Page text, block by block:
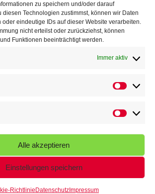
zu speichern und/oder darauf
diesen Technologien zustimmst, können wir Daten
oder eindeutige IDs auf dieser Website verarbeiten.
nicht erteilst oder zurückziehst, können
Funktionen beeinträchtigt werden.
Immer aktiv
Alle akzeptieren
Einstellungen speichern
Richtlinie Datenschutz Impressum